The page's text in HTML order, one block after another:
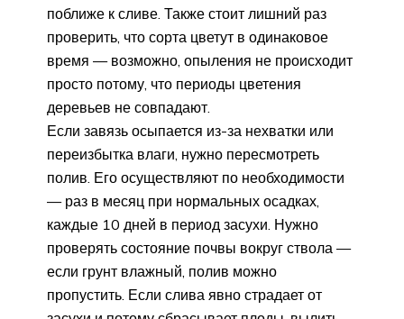
поближе к сливе. Также стоит лишний раз
проверить, что сорта цветут в одинаковое
время — возможно, опыления не происходит
просто потому, что периоды цветения
деревьев не совпадают.
Если завязь осыпается из-за нехватки или
переизбытка влаги, нужно пересмотреть
полив. Его осуществляют по необходимости
— раз в месяц при нормальных осадках,
каждые 10 дней в период засухи. Нужно
проверять состояние почвы вокруг ствола —
если грунт влажный, полив можно
пропустить. Если слива явно страдает от